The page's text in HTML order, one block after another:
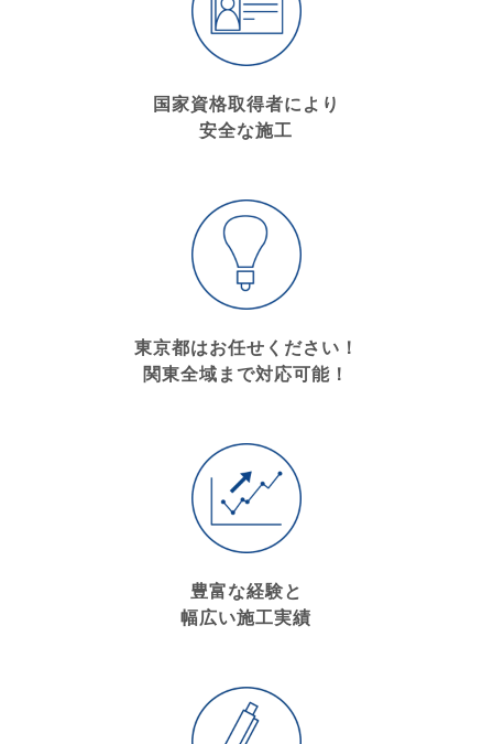
国家資格取得者により
安全な施工
東京都はお任せください！
関東全域まで対応可能！
豊富な経験と
幅広い施工実績